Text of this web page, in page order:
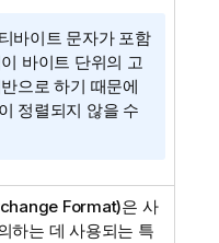
바이트 문자가 포함
바이트 단위의 고
으로 하기 때문에
정렬되지 않을 수
Format)은 사
하는 데 사용되는 특